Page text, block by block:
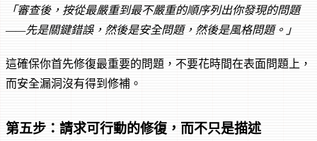
「審查後，按從最嚴重到最不嚴重的順序列出你發現的問題
——先是關鍵錯誤，然後是安全問題，然後是風格問題。」
這確保你首先修復最重要的問題，不要花時間在表面問題上，
而安全漏洞沒有得到修補。
第五步：請求可行動的修復，而不只是描述